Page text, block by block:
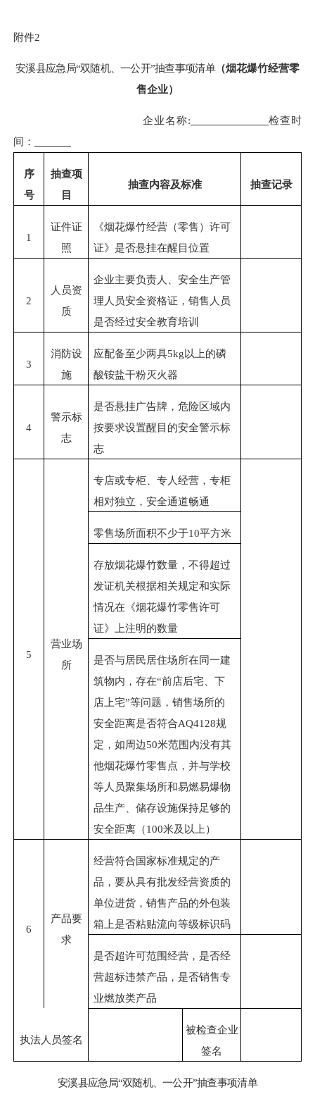
附件2
安溪县应急 局“双随机、一公开”抽查事项清单（烟花爆竹经营零
售企业）
企业名称:
检查时
间：
序
号
抽查项
目
抽查内容及标准 抽查记录
1
证件证
照
《烟花爆竹经营（零售）许可
证》是否悬挂在醒目位置
2
人员资
质
企业主要负责人、安全生产管
理人员安全资格证 ，销售人员
是否经过安全教育培训
3
消防设
施
应配备至少两具5kg以上的磷
酸铵盐干粉灭火器
4
警示标
志
是否悬挂广告牌，危险区域内
按要求设置醒目的安全警示标
志
5
营业场
所
专店或专柜、专人经营，专柜
相对独立，安全通道畅通
零售场所面积不少于10平方米
存放烟花爆竹数量，不得超过
发证机关根据相关规定和实际
情况在《烟花爆竹零售许可
证》上注明的数量
是否与居民居住场所在同一建
筑物内，存在“前店后宅、下
店上宅”等问题，销售场所的
安全距离是否符合AQ4128规
定，如周边50米范围内没有其
他烟花爆竹零售点，并与学校
等人员聚集场所和易燃易爆物
品生产、储存设施保持足够的
安全距离 （100米及以上）
6
产品要
求
经营符合国家标准规定的产
品，要从具有批发经营资质的
单位进货，销售产品的外包装
箱上是否粘贴流向等级标识码
是否超许可范围经营，是否经
营超标违禁产品，是否销售专
业燃放类产品
执法人员签名
被检查企业
签名
安溪县应急 局“双随机、一公开”抽查事项清单